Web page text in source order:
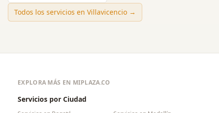
Todos los servicios en Villavicencio →
EXPLORA MÁS EN MIPLAZA.CO
Servicios por Ciudad